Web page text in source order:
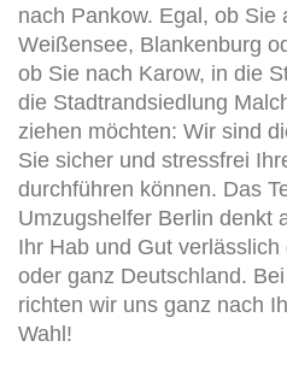
nach Pankow. Egal, ob Sie
Weißensee, Blankenburg
ob Sie nach Karow, in die
die Stadtrandsiedlung
ziehen möchten: Wir sind
Sie sicher und stressfrei
durchführen können. Das
Umzugshelfer Berlin denkt
Ihr Hab und Gut
oder ganz Deutschland.
richten wir uns ganz nach
Wahl!